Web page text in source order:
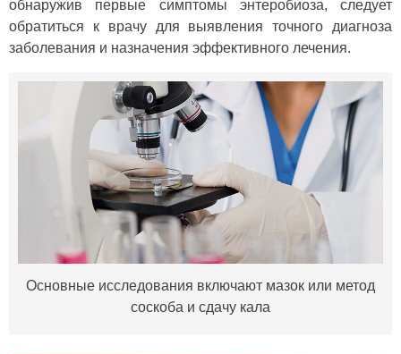
обнаружив первые симптомы энтеробиоза, следует
обратиться к врачу для выявления точного диагноза
заболевания и назначения эффективного лечения.
Основные исследования включают мазок или метод
соскоба и сдачу кала